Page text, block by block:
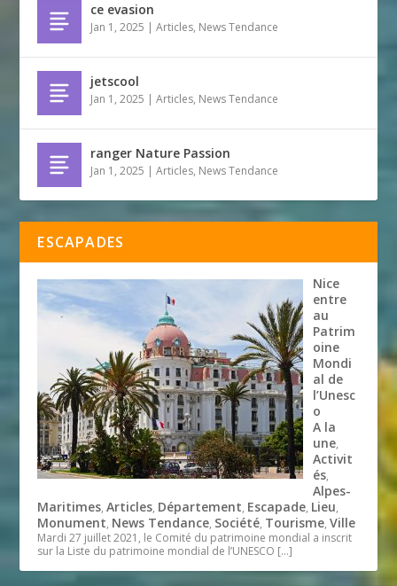
ce evasion
Jan 1, 2025 |Articles, News Tendance
jetscool
Jan 1, 2025 |Articles, News Tendance
ranger Nature Passion
Jan 1, 2025 |Articles, News Tendance
ESCAPADES
Nice
entre
au
Patrim
oine
Mondi
al de
l’Unesc
o
A la
une,
Activit
és,
Alpes-
Maritimes,Articles, Département, Escapade, Lieu,
Monument, News Tendance, Société, Tourisme,Ville
Mardi 27 juillet 2021, le Comité du patrimoine mondial a inscrit
sur la Liste du patrimoine mondial de l’UNESCO […]